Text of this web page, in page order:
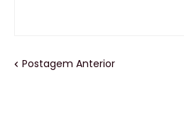
Postagem Anterior